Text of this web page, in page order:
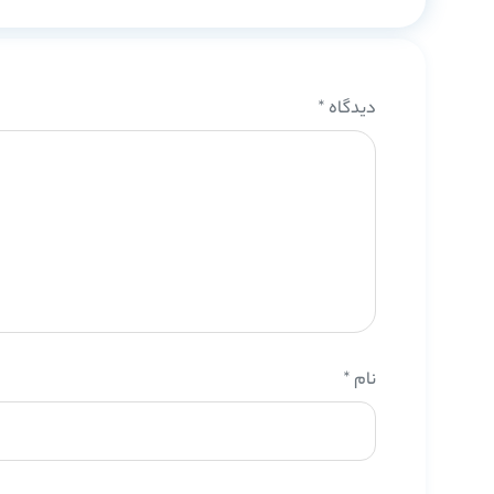
دیدگاه *
نام *